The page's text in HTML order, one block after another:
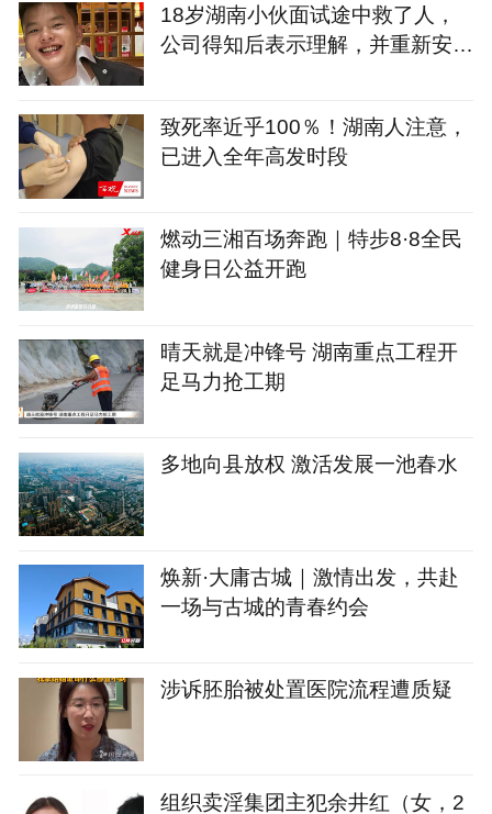
18岁湖南小伙面试途中救了人，
公司得知后表示理解，并重新安排
致死率近乎100％！湖南人注意，
已进入全年高发时段
燃动三湘百场奔跑｜特步8·8全民
健身日公益开跑
晴天就是冲锋号 湖南重点工程开
足马力抢工期
多地向县放权 激活发展一池春水
焕新·大庸古城｜激情出发，共赴
一场与古城的青春约会
涉诉胚胎被处置医院流程遭质疑
组织卖淫集团主犯余井红（女，2